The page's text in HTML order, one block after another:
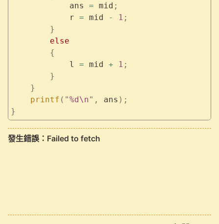
            ans
= mid ;
            r
= mid - 1 ;
        }
        else
        {
            l
= mid + 1 ;
        }
    }
    printf
( "%d\n" , ans );
}